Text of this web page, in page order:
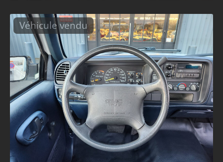
Véhicule vendu